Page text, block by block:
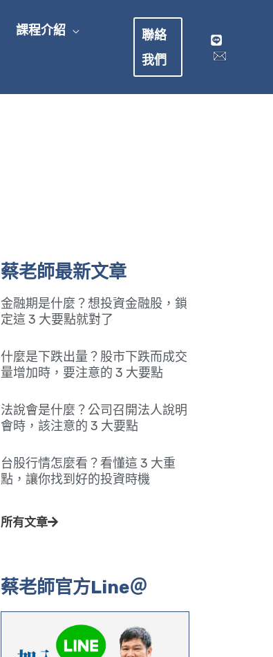
課程介紹
聯絡
我們
蔡老師最新文章
金融期是什麼？想投資金融股，鎖
定這 3 大要點就對了
什麼是下跌出量？股市下跌而成交
量增加時，要注意的 3 大要點
法說會是什麼？公司召開法人說明
會時，該注意的 3 大要點
台股行情怎麼看？看懂這 3 大重
點，讓你找到好的投資時機
所有文章
蔡老師官方Line＠